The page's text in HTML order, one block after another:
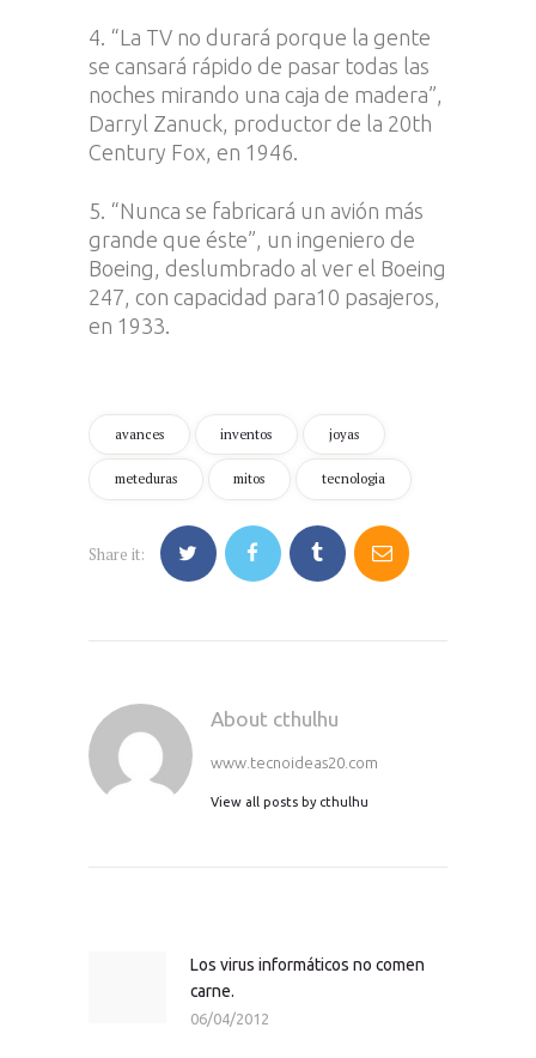
4. “La TV no durará porque la gente
se cansará rápido de pasar todas las
noches mirando una caja de madera”,
Darryl Zanuck, productor de la 20th
Century Fox, en 1946.
5. “Nunca se fabricará un avión más
grande que éste”, un ingeniero de
Boeing, deslumbrado al ver el Boeing
247, con capacidad para10 pasajeros,
en 1933.
avances inventos joyas
meteduras mitos tecnologia
Share it:
About cthulhu
www.tecnoideas20.com
View all posts by cthulhu
entradasPrevious
post:
Los virus informáticos no comen
carne.
06/04/2012